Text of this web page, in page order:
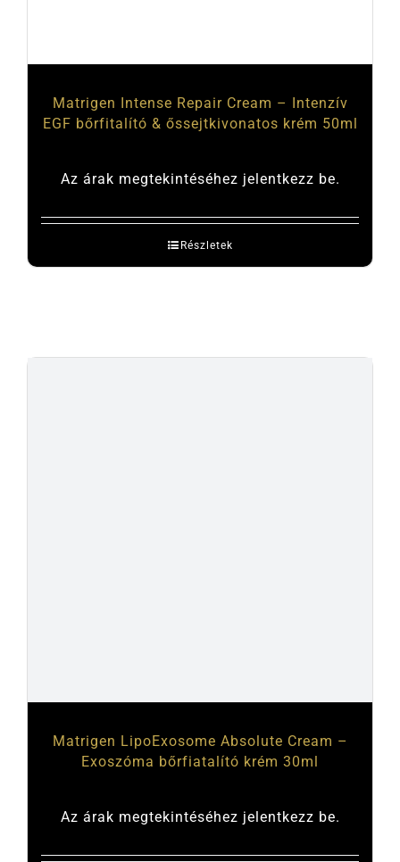
Matrigen Intense Repair Cream – Intenzív
EGF bőrfitalító & őssejtkivonatos krém 50ml
Az árak megtekintéséhez jelentkezz be.
Részletek
Matrigen LipoExosome Absolute Cream –
Exoszóma bőrfiatalító krém 30ml
Az árak megtekintéséhez jelentkezz be.